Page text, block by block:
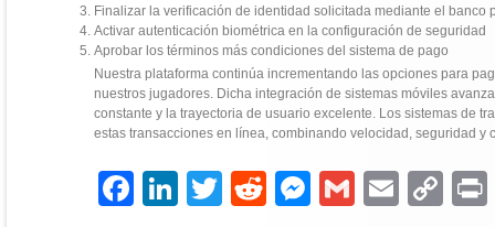
Finalizar la verificación de identidad solicitada mediante el banco
Activar autenticación biométrica en la configuración de seguridad
Aprobar los términos más condiciones del sistema de pago
Nuestra plataforma continúa incrementando las opciones para
nuestros jugadores. Dicha integración de sistemas móviles
constante y la trayectoria de usuario excelente. Los sistemas de
estas transacciones en línea, combinando velocidad, seguridad y
FacebookLinkedIn Twitter Reddit MessengerGmail Email Copy